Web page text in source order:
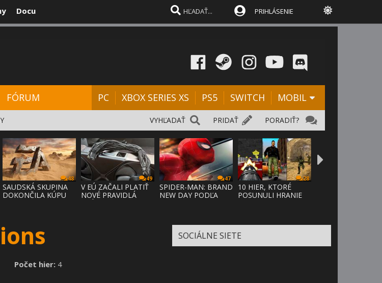
Docu PRIHLÁSENIE
FÓRUM PC XBOX SERIES XS PS5 SWITCH MOBIL
PORADIŤ?
PRIDAŤ
VYHĽADAŤ
48
SAUDSKÁ SKUPINA
DOKONČILA KÚPU
49
V EÚ ZAČALI PLATIŤ
NOVÉ PRAVIDLÁ
47
SPIDER-MAN: BRAND
NEW DAY PODĽA
28
10 HIER, KTORÉ
POSUNULI HRANIE
Počet hier: 4
SOCIÁLNE SIETE